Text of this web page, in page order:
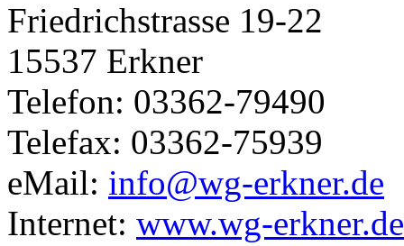
Friedrichstrasse 19-22
15537 Erkner
Telefon: 03362-79490
Telefax: 03362-75939
eMail: info@wg-erkner.de
Internet: www.wg-erkner.de